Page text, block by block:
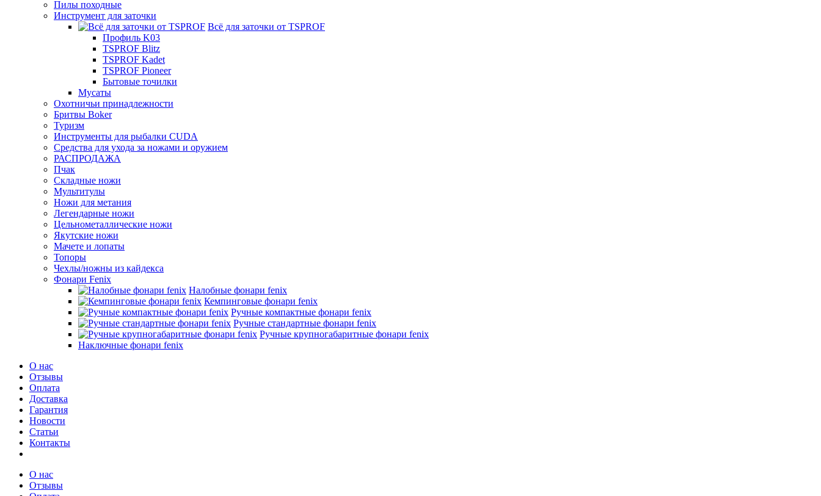
Пилы походные
Инструмент для заточки
Всё для заточки от TSPROF
Профиль K03
TSPROF Blitz
TSPROF Kadet
TSPROF Pioneer
Бытовые точилки
Мусаты
Охотничьи принадлежности
Бритвы Boker
Туризм
Инструменты для рыбалки CUDA
Средства для ухода за ножами и оружием
РАСПРОДАЖА
Пчак
Складные ножи
Мультитулы
Ножи для метания
Легендарные ножи
Цельнометаллические ножи
Якутские ножи
Мачете и лопаты
Топоры
Чехлы/ножны из кайдекса
Фонари Fenix
Налобные фонари fenix
Кемпинговые фонари fenix
Ручные компактные фонари fenix
Ручные стандартные фонари fenix
Ручные крупногабаритные фонари fenix
Наключные фонари fenix
О нас
Отзывы
Оплата
Доставка
Гарантия
Новости
Статьи
Контакты
О нас
Отзывы